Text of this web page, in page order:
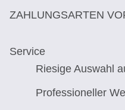
ZAHLUNGSARTEN
Service
Riesige Auswahl
Professioneller